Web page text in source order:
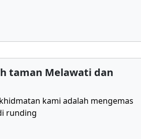
taman Melawati dan
kami adalah mengemas
runding